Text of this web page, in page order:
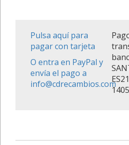
Pulsa aquí para
pagar con tarjeta
O entra en PayPal y
envía el pago a
info@cdrecambios.com